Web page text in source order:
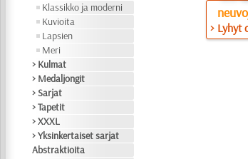
Klassikko ja moderni
Kuvioita
Lapsien
Meri
> Kulmat
> Medaljongit
> Sarjat
> Tapetit
> XXXL
> Yksinkertaiset sarjat
Abstraktioita
> Lyhyt